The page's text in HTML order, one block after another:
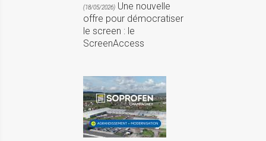
(18/05/2026) Une nouvelle
offre pour démocratiser
le screen : le
ScreenAccess